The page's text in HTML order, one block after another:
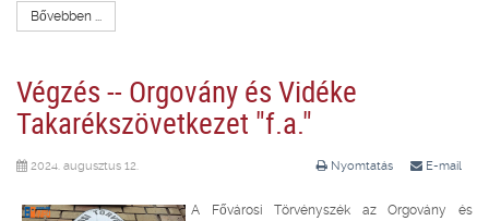
Bővebben ...
Végzés -- Orgovány és Vidéke
Takarékszövetkezet "f.a."
Nyomtatás E-mail
2024. augusztus 12.
A Fővárosi Törvényszék az Orgovány és